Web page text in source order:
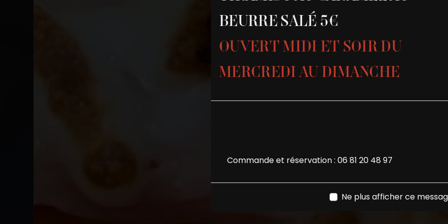
BEURRE SALÉ 5€
OUVERT MIDI ET SOIR DU
MERCREDI AU DIMANCHE
Commande et réservation : 06 81 20 48 97
Ne plus afficher ce